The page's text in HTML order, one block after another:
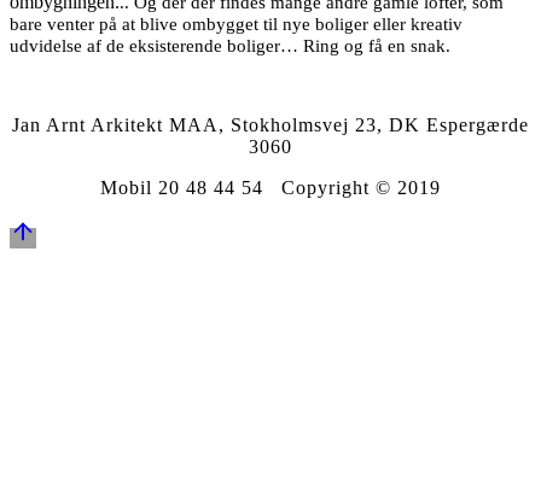
bare venter på at blive ombygget til nye boliger eller kreativ
udvidelse af de eksisterende boliger… Ring og få en snak.
Jan Arnt Arkitekt MAA, Stokholmsvej 23, DK Espergærde
3060
Mobil 20 48 44 54 Copyright © 2019